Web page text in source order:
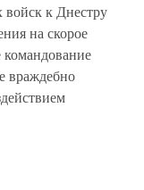
к Днестру
на скорое
враждебно